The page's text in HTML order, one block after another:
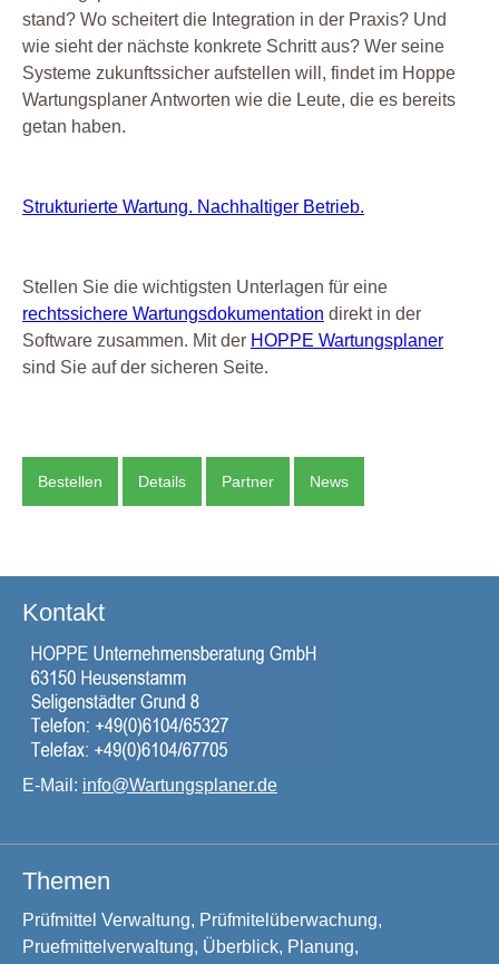
stand? Wo scheitert die Integration in der Praxis? Und
wie sieht der nächste konkrete Schritt aus? Wer seine
Systeme zukunftssicher aufstellen will, findet im Hoppe
Wartungsplaner Antworten wie die Leute, die es bereits
getan haben.
Strukturierte Wartung. Nachhaltiger Betrieb.
Stellen Sie die wichtigsten Unterlagen für eine
rechtssichere Wartungsdokumentation direkt in der
Software zusammen. Mit der HOPPE Wartungsplaner
sind Sie auf der sicheren Seite.
Bestellen Details Partner News
Kontakt
E-Mail: info@Wartungsplaner.de
Themen
Prüfmittel Verwaltung, Prüfmitelüberwachung,
Pruefmittelverwaltung, Überblick, Planung,